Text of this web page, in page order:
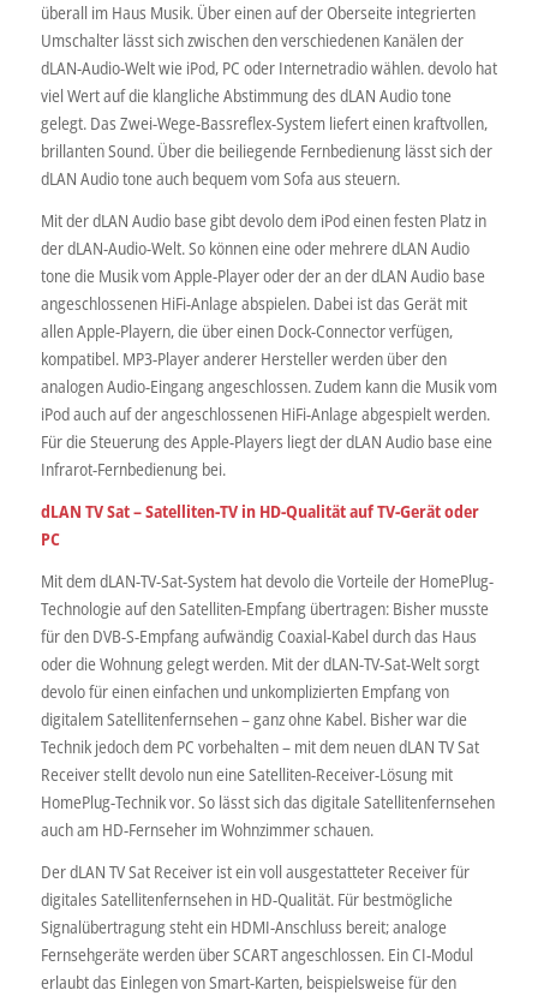
überall im Haus Musik. Über einen auf der Oberseite integrierten
Umschalter lässt sich zwischen den verschiedenen Kanälen der
dLAN-Audio-Welt wie iPod, PC oder Internetradio wählen. devolo hat
viel Wert auf die klangliche Abstimmung des dLAN Audio tone
gelegt. Das Zwei-Wege-Bassreflex-System liefert einen kraftvollen,
brillanten Sound. Über die beiliegende Fernbedienung lässt sich der
dLAN Audio tone auch bequem vom Sofa aus steuern.
Mit der dLAN Audio base gibt devolo dem iPod einen festen Platz in
der dLAN-Audio-Welt. So können eine oder mehrere dLAN Audio
tone die Musik vom Apple-Player oder der an der dLAN Audio base
angeschlossenen HiFi-Anlage abspielen. Dabei ist das Gerät mit
allen Apple-Playern, die über einen Dock-Connector verfügen,
kompatibel. MP3-Player anderer Hersteller werden über den
analogen Audio-Eingang angeschlossen. Zudem kann die Musik vom
iPod auch auf der angeschlossenen HiFi-Anlage abgespielt werden.
Für die Steuerung des Apple-Players liegt der dLAN Audio base eine
Infrarot-Fernbedienung bei.
dLAN TV Sat – Satelliten-TV in HD-Qualität auf TV-Gerät oder
PC
Mit dem dLAN-TV-Sat-System hat devolo die Vorteile der HomePlug-
Technologie auf den Satelliten-Empfang übertragen: Bisher musste
für den DVB-S-Empfang aufwändig Coaxial-Kabel durch das Haus
oder die Wohnung gelegt werden. Mit der dLAN-TV-Sat-Welt sorgt
devolo für einen einfachen und unkomplizierten Empfang von
digitalem Satellitenfernsehen – ganz ohne Kabel. Bisher war die
Technik jedoch dem PC vorbehalten – mit dem neuen dLAN TV Sat
Receiver stellt devolo nun eine Satelliten-Receiver-Lösung mit
HomePlug-Technik vor. So lässt sich das digitale Satellitenfernsehen
auch am HD-Fernseher im Wohnzimmer schauen.
Der dLAN TV Sat Receiver ist ein voll ausgestatteter Receiver für
digitales Satellitenfernsehen in HD-Qualität. Für bestmögliche
Signalübertragung steht ein HDMI-Anschluss bereit; analoge
Fernsehgeräte werden über SCART angeschlossen. Ein CI-Modul
erlaubt das Einlegen von Smart-Karten, beispielsweise für den